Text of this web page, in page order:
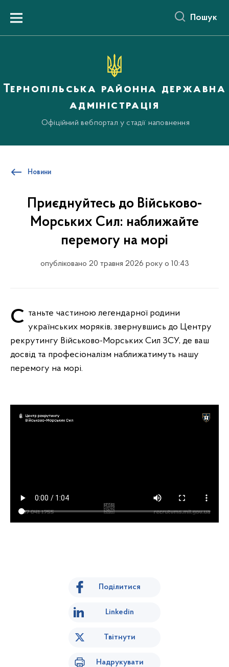
вмістуMenu Пошук
Тернопільська районна державна
адміністрація
Офіційний вебпортал у стадії наповнення
Новини
Приєднуйтесь до Військово-
Морських Сил: наближайте
перемогу на морі
опубліковано 20 травня 2026 року о 10:43
Станьте частиною легендарної родини українських моряків, звернувшись до Центру
рекрутингу Військово-Морських Сил ЗСУ, де ваш
досвід та професіоналізм наближатимуть нашу
перемогу на морі.
Поділитися
Linkedin
Твітнути
Надрукувати